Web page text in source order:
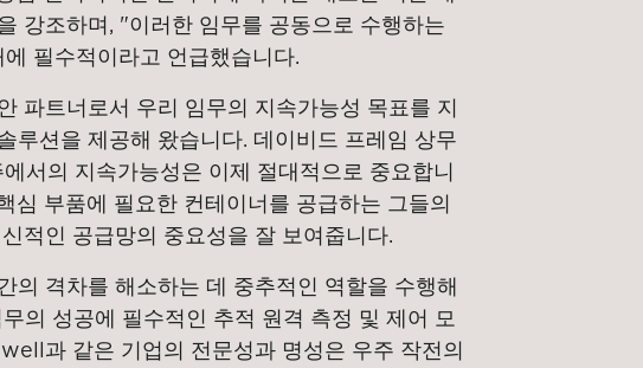
강조하며, "이러한 임무를 공동으로 수행하는
필수적이라고 언급했습니다.
파트너로서 우리 임무의 지속가능성 목표를 지
루션을 제공해 왔습니다. 데이비드 프레임 상무
서의 지속가능성은 이제 절대적으로 중요합니
심 부품에 필요한 컨테이너를 공급하는 그들의
적인 공급망의 중요성을 잘 보여줍니다.
의 격차를 해소하는 데 중추적인 역할을 수행해
의 성공에 필수적인 추적 원격 측정 및 제어 모
과 같은 기업의 전문성과 명성은 우주 작전의